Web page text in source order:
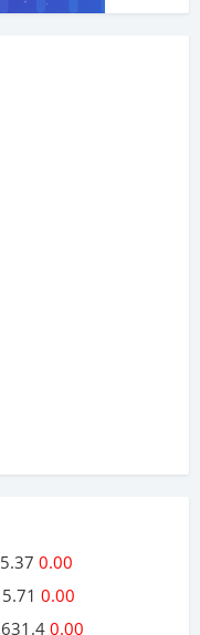
5.37 0.00
5.71 0.00
631.4 0.00